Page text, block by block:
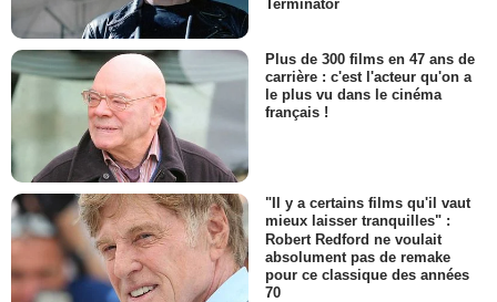
Terminator
Plus de 300 films en 47 ans de
carrière : c'est l'acteur qu'on a
le plus vu dans le cinéma
français !
"Il y a certains films qu'il vaut
mieux laisser tranquilles" :
Robert Redford ne voulait
absolument pas de remake
pour ce classique des années
70